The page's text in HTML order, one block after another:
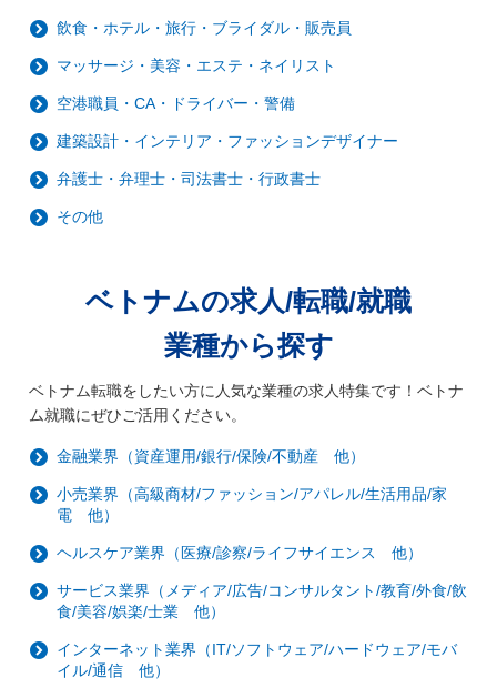
飲食・ホテル・旅行・ブライダル・販売員
マッサージ・美容・エステ・ネイリスト
空港職員・CA・ドライバー・警備
建築設計・インテリア・ファッションデザイナー
弁護士・弁理士・司法書士・行政書士
その他
ベトナムの求人/転職/就職
業種から探す
ベトナム転職をしたい方に人気な業種の求人特集です！ベトナ
ム就職にぜひご活用ください。
金融業界（資産運用/銀行/保険/不動産 他）
小売業界（高級商材/ファッション/アパレル/生活用品/家
電 他）
ヘルスケア業界（医療/診察/ライフサイエンス 他）
サービス業界（メディア/広告/コンサルタント/教育/外食/飲
食/美容/娯楽/士業 他）
インターネット業界（IT/ソフトウェア/ハードウェア/モバ
イル/通信 他）